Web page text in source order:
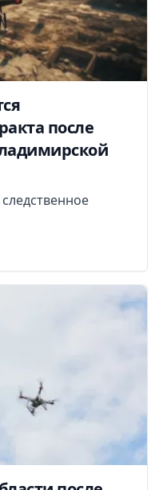
после